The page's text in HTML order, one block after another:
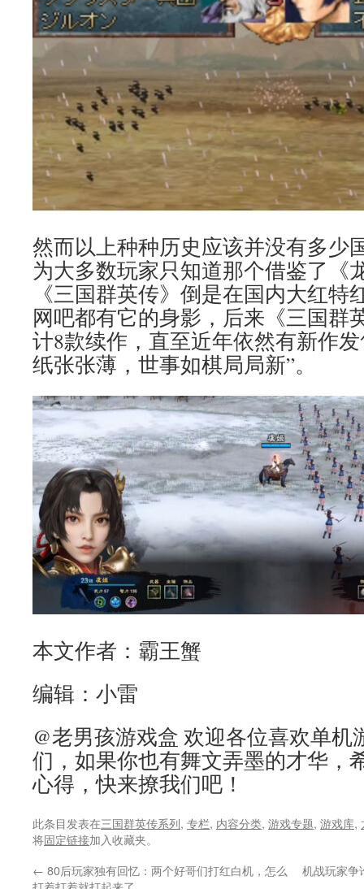
然而以上种种历史应该并没有多少
为大多数玩家只知道那个借鉴了《
《三国群英传》倒是在国内大红特
网吧都有它的身影，后来《三国群
计8款续作，直至近年依然有新作
纸张张薄，世事如棋局局新”。
本文作者：霸王蟹
编辑：小雷
@老男孩游戏盒 欢迎各位喜欢单机
们，如果你也有舞文弄墨的才华，
心得，快来撩我们吧！
此条目发表在三国群英传系列, 专栏, 内容分类, 游戏专题, 游戏库,
将固定链接加入收藏夹。
← 80后玩家独有回忆：两个好哥们打红白机，怎么
机战玩家争